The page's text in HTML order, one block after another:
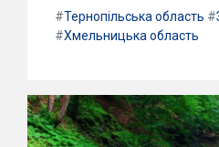
#Тернопільська область #
#Хмельницька область